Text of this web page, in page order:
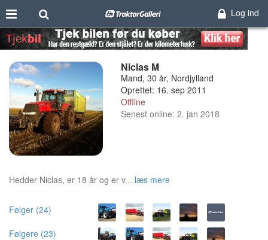
Log ind
Niclas M
Mand, 30 år, Nordjylland
Oprettet: 16. sep 2011
Offline
Senest online: 2. jan 2018
Hedder Niclas, er 18 år og er v... læs mere
Følger (24)
Følgere (23)